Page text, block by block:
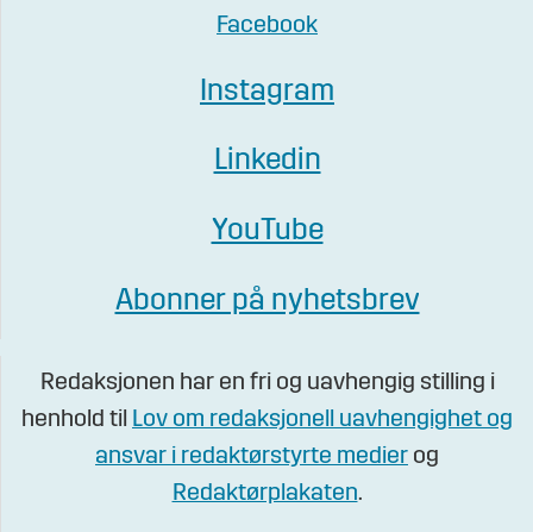
Facebook
Instagram
Linkedin
YouTube
Abonner på nyhetsbrev
Redaksjonen har en fri og uavhengig stilling i
henhold til Lov om redaksjonell uavhengighet og
ansvar i redaktørstyrte medier og
Redaktørplakaten.